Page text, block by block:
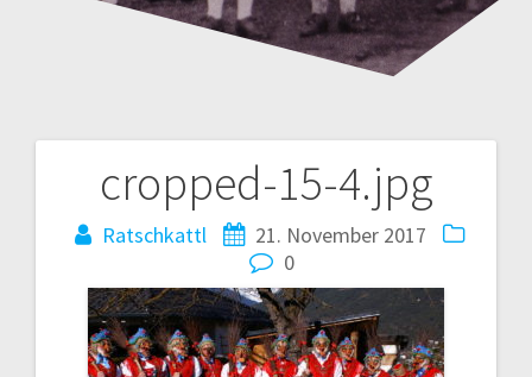
cropped-15-4.jpg
Ratschkattl
21. November 2017
0
Beitrags-
Navigation